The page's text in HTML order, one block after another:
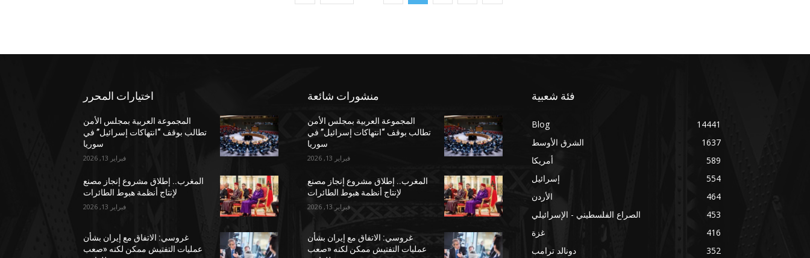
اختيارات المحرر
المجموعة العربية بمجلس الأمن
تطالب بوقف “انتهاكات إسرائيل” في
سوريا
فبراير 13, 2026
المغرب.. إطلاق مشروع إنجاز مصنع
لإنتاج أنظمة هبوط الطائرات
فبراير 13, 2026
غروسي: الاتفاق مع إيران بشأن
عمليات التفتيش ممكن لكنه «صعب
منشورات شائعة
المجموعة العربية بمجلس الأمن
تطالب بوقف “انتهاكات إسرائيل” في
سوريا
فبراير 13, 2026
المغرب.. إطلاق مشروع إنجاز مصنع
لإنتاج أنظمة هبوط الطائرات
فبراير 13, 2026
غروسي: الاتفاق مع إيران بشأن
عمليات التفتيش ممكن لكنه «صعب
فئة شعبية
Blog
14441
الشرق الأوسط
1637
أمريكا
589
إسرائيل
554
الأردن
464
الصراع الفلسطيني - الإسرائيلي
453
غزة
416
دونالد ترامب
352